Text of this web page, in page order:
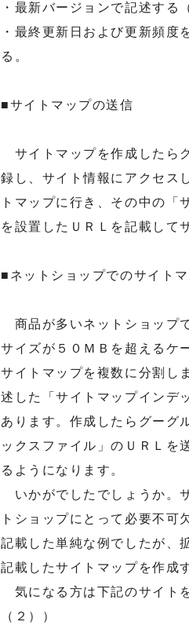
・最新バージョンで記述する
・最終更新日および更新頻度
る。
■サイトマップの送信
サイトマップを作成したら
録し、サイト情報にアクセス
トマップに行き、その中の「
を設置したＵＲＬを記載して
■ネットショップでのサイト
商品が多いネットショップ
サイズが５０ＭＢを超えるケ
サイトマップを複数に分割し
述した「サイトマップインデ
あります。作成したらグーグ
ックスファイル」のＵＲＬを
るようになります。
いかがでしたでしょうか。
トショップにとって必要不可
記載した単純な例でしたが、
記載したサイトマップを作成
気になる方は下記のサイト
（２））